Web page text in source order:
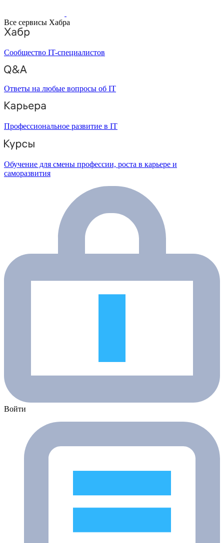
Все сервисы Хабра
Сообщество IT-специалистов
Ответы на любые вопросы об IT
Профессиональное развитие в IT
Обучение для смены профессии, роста в карьере и
саморазвития
Войти